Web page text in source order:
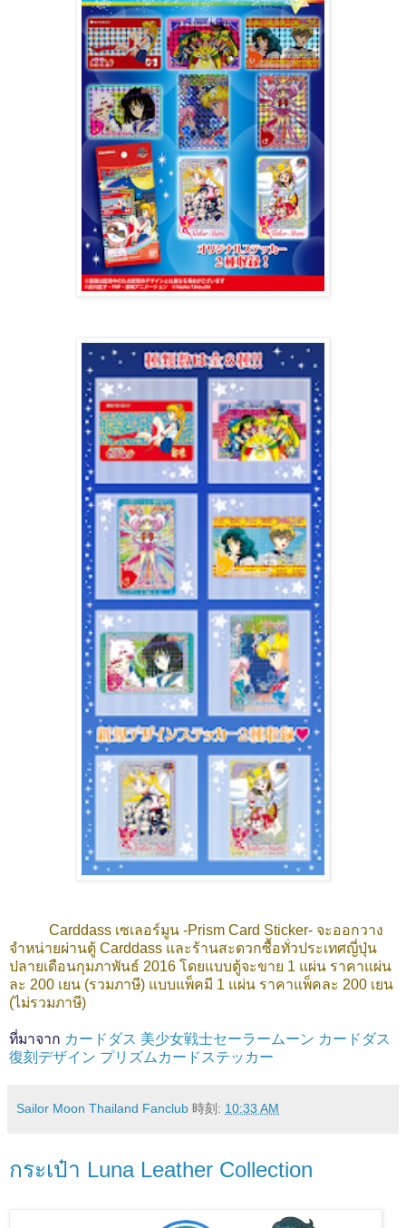
Carddass เซเลอร์มูน -Prism Card Sticker- จะออกวาง
จำหน่ายผ่านตู้ Carddass และร้านสะดวกซื้อทั่วประเทศญี่ปุ่น
ปลายเดือนกุมภาพันธ์ 2016 โดยแบบตู้จะขาย 1 แผ่น ราคาแผ่น
ละ 200 เยน (รวมภาษี) แบบแพ็คมี 1 แผ่น ราคาแพ็คละ 200 เยน
(ไม่รวมภาษี)
ที่มาจาก カードダス 美少女戦士セーラームーン カードダス
復刻デザイン プリズムカードステッカー
Sailor Moon Thailand Fanclub 時刻: 10:33 AM
กระเป๋า Luna Leather Collection